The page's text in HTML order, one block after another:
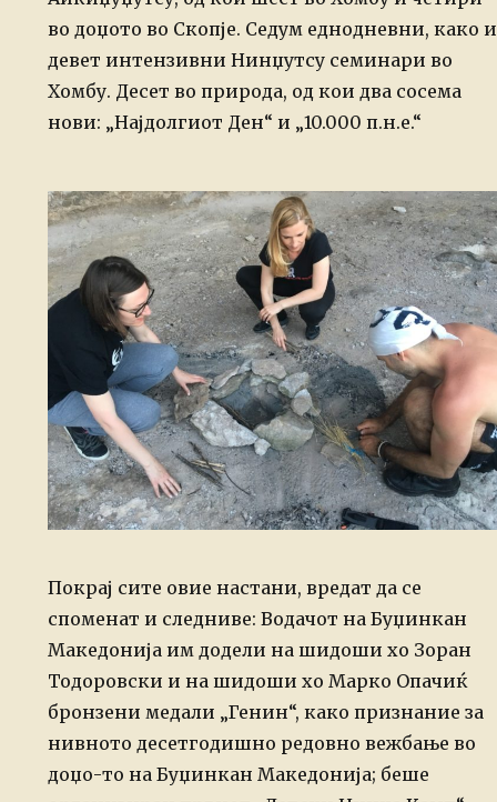
во доџото во Скопје. Седум еднодневни, како и
девет интензивни Нинџутсу семинари во
Хомбу. Десет во природа, од кои два сосема
нови: „Најдолгиот Ден“ и „10.000 п.н.е.“
Покрај сите овие настани, вредат да се
споменат и следниве: Водачот на Буџинкан
Македонија им додели на шидоши хо Зоран
Тодоровски и на шидоши хо Марко Опачиќ
бронзени медали „Генин“, како признание за
нивното десетгодишно редовно вежбање во
доџо-то на Буџинкан Македонија; беше